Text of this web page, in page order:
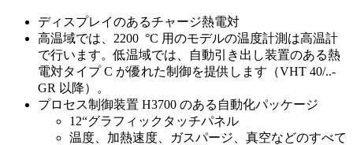
ディスプレイのあるチャージ熱電対
高温域では、2200 °C 用のモデルの温度計測は高温計
で行います。低温域では、自動引き出し装置のある熱
電対タイプ C が優れた制御を提供します（VHT 40/..-
GR 以降）。
プロセス制御装置 H3700 のある自動化パッケージ
12“グラフィックタッチパネル
温度、加熱速度、ガスパージ、真空などのすべて